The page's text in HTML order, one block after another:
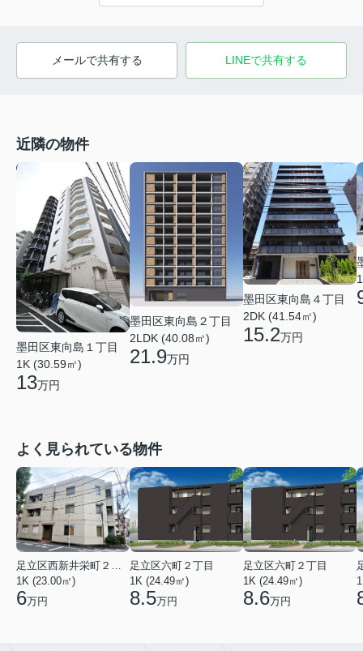
メールで共有する LINEで共有する
近隣の物件
墨田区東向島１丁目
1K (30.59㎡)
13万円
墨田区東向島２丁目
2LDK (40.08㎡)
21.9万円
墨田区東向島４丁目
2DK (41.54㎡)
15.2万円
よく見られている物件
1K (23.00㎡)
6万円
足立区六町２丁目
1K (24.49㎡)
8.5万円
足立区六町２丁目
1K (24.49㎡)
8.6万円